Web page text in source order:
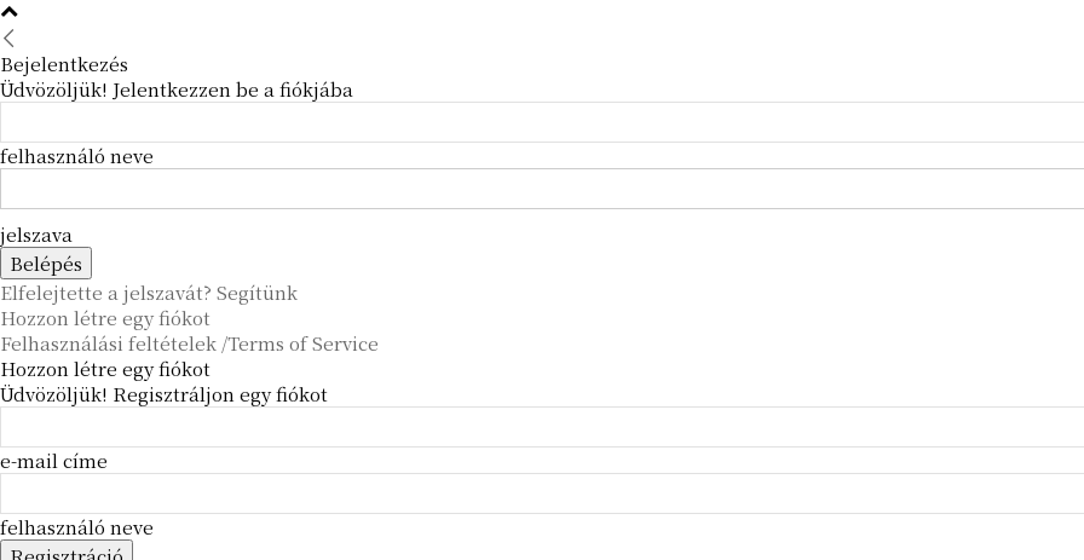
Bejelentkezés
Üdvözöljük! Jelentkezzen be a fiókjába
felhasználó neve
jelszava
Elfelejtette a jelszavát? Segítünk
Hozzon létre egy fiókot
Felhasználási feltételek /Terms of Service
Hozzon létre egy fiókot
Üdvözöljük! Regisztráljon egy fiókot
e-mail címe
felhasználó neve